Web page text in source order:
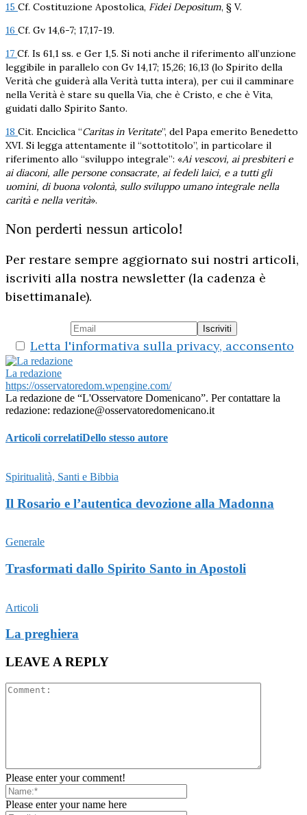
15 Cf. Costituzione Apostolica, Fidei Depositum, § V.
16 Cf. Gv 14,6-7; 17,17-19.
17 Cf. Is 61,1 ss. e Ger 1,5. Si noti anche il riferimento all’unzione
leggibile in parallelo con Gv 14,17; 15,26; 16,13 (lo Spirito della
Verità che guiderà alla Verità tutta intera), per cui il camminare
nella Verità è stare su quella Via, che è Cristo, e che è Vita,
guidati dallo Spirito Santo.
18 Cit. Enciclica “Caritas in Veritate”, del Papa emerito Benedetto
XVI. Si legga attentamente il “sottotitolo”, in particolare il
riferimento allo “sviluppo integrale”: «Ai vescovi, ai presbiteri e
ai diaconi, alle persone consacrate, ai fedeli laici, e a tutti gli
uomini, di buona volontà, sullo sviluppo umano integrale nella
carità e nella verità».
Non perderti nessun articolo!
Per restare sempre aggiornato sui nostri articoli,
iscriviti alla nostra newsletter (la cadenza è
bisettimanale).
Letta l'informativa sulla privacy, acconsento
La redazione
https://osservatoredom.wpengine.com/
La redazione de “L'Osservatore Domenicano”. Per contattare la
redazione: redazione@osservatoredomenicano.it
Articoli correlatiDello stesso autore
Spiritualità, Santi e Bibbia
Il Rosario e l’autentica devozione alla Madonna
Generale
Trasformati dallo Spirito Santo in Apostoli
Articoli
La preghiera
LEAVE A REPLY
Please enter your comment!
Please enter your name here